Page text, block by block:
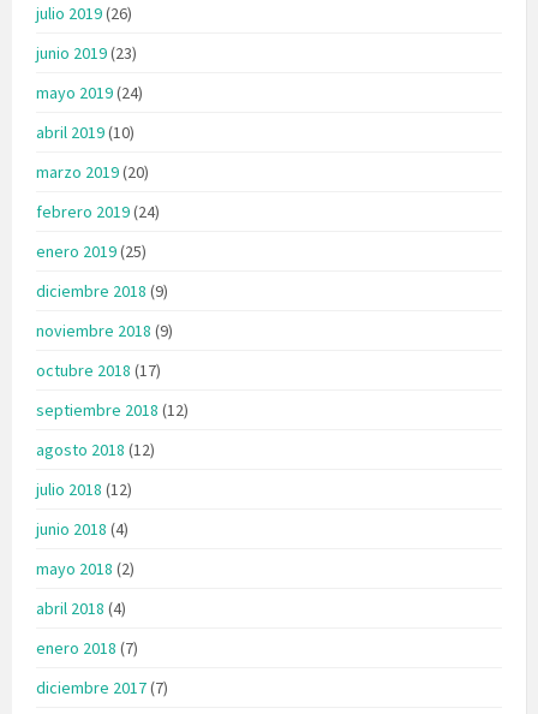
julio 2019(26)
junio 2019(23)
mayo 2019(24)
abril 2019(10)
marzo 2019(20)
febrero 2019(24)
enero 2019(25)
diciembre 2018 (9)
noviembre 2018 (9)
octubre 2018 (17)
septiembre 2018 (12)
agosto 2018 (12)
julio 2018 (12)
junio 2018 (4)
mayo 2018 (2)
abril 2018 (4)
enero 2018 (7)
diciembre 2017(7)